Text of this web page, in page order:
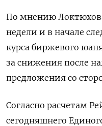
По мнению
недели и в начале
курса биржевого
за снижения после
предложения со
Согласно расчетам
сегодняшнего